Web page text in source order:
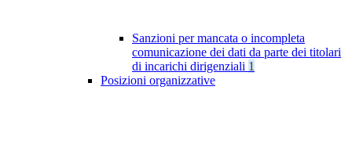
Sanzioni per mancata o incompleta
comunicazione dei dati da parte dei titolari
di incarichi dirigenziali 1
Posizioni organizzative